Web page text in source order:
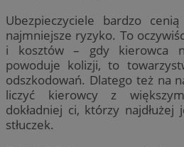
Ubezpieczyciele bardzo
najmniejsze ryzyko. To
i kosztów – gdy kierowca
powoduje kolizji, to
odszkodowań. Dlatego też na
liczyć kierowcy z
dokładniej ci, którzy
stłuczek.